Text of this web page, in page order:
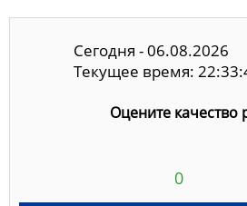
Сегодня - 06.08.2026
Текущее время:
Оцените качество
0